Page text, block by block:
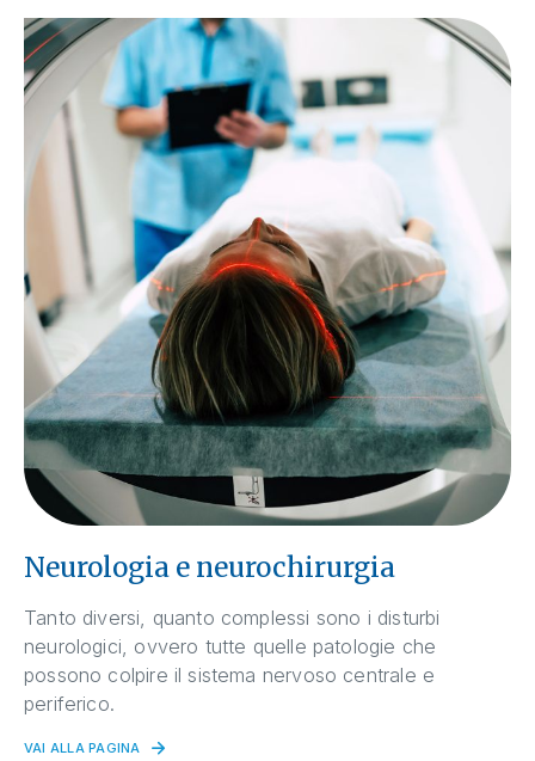
Neurologia e neurochirurgia
Tanto diversi, quanto complessi sono i disturbi
neurologici, ovvero tutte quelle patologie che
possono colpire il sistema nervoso centrale e
periferico.
VAI ALLA PAGINA